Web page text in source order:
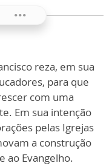
reza, em sua
para que
com uma
Em sua intenção
pelas Igrejas
a construção
ao Evangelho.